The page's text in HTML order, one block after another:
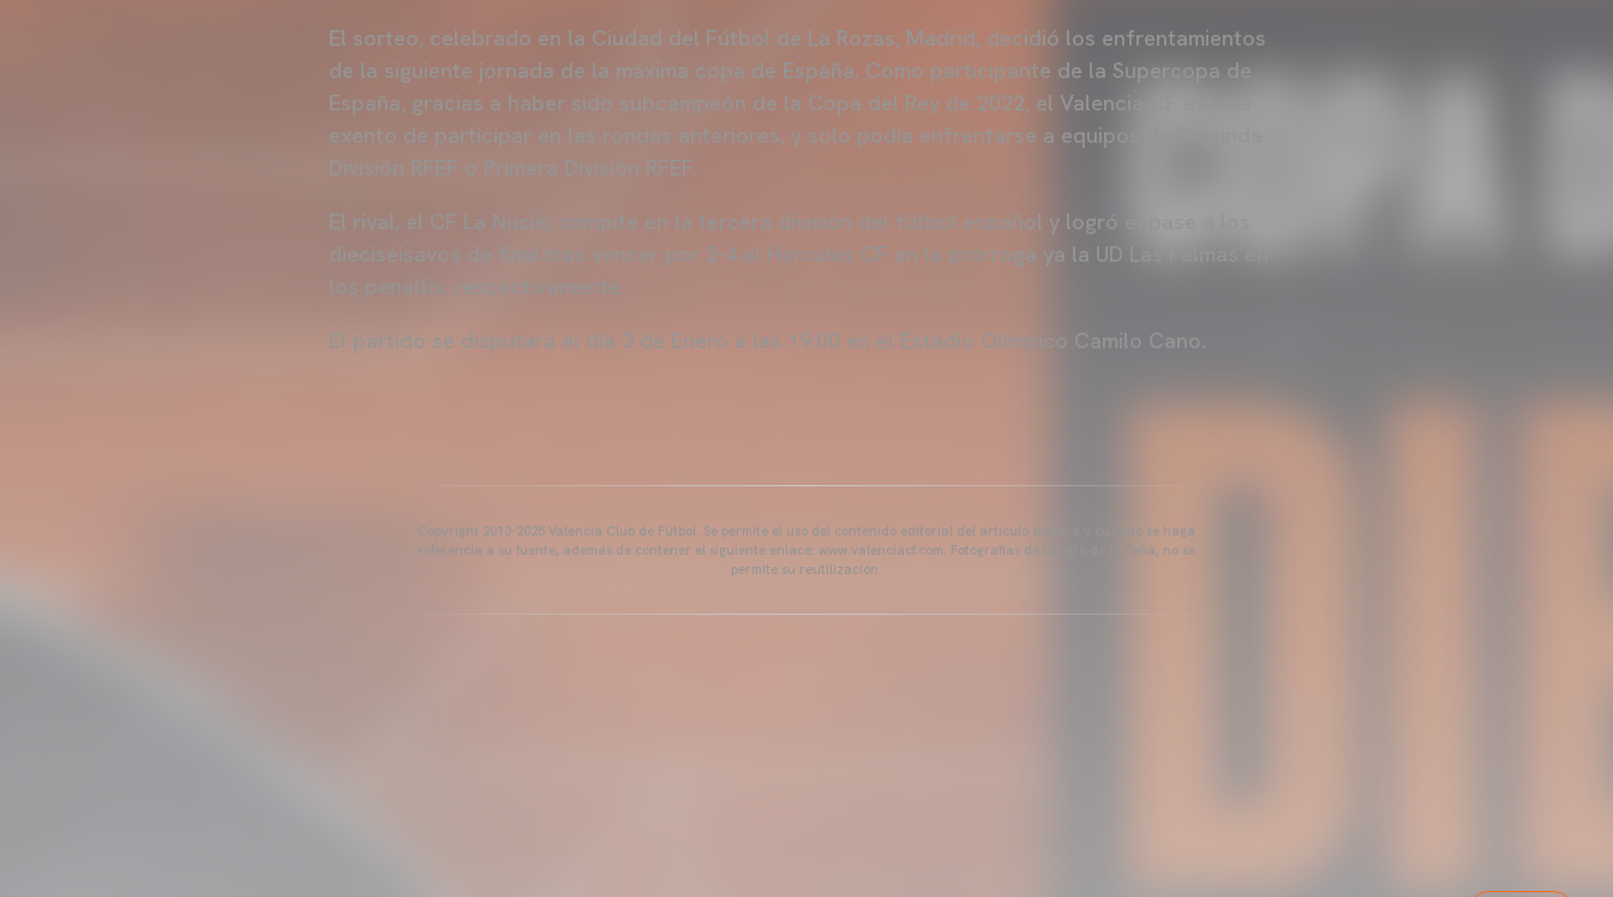
El sorteo, celebrado en la Ciudad del Fútbol de La Rozas, Madrid, decidió los enfrentamientos
de la siguiente jornada de la máxima copa de España. Como participante de la Supercopa de
España, gracias a haber sido subcampeón de la Copa del Rey de 2022, el Valencia CF estaba
exento de participar en las rondas anteriores, y solo podía enfrentarse a equipos de Segunda
División RFEF o Primera División RFEF.
El rival, el CF La Nucía, compite en la tercera división del fútbol español y logró el pase a los
dieciseisavos de final tras vencer por 2-4 al Hércules CF en la prórroga ya la UD Las Palmas en
los penaltis, respectivamente.
El partido se disputará el día 3 de Enero a las 19:00 en el Estadio Olímpico Camilo Cano.
Copyright 2013-2025 Valencia Club de Fútbol. Se permite el uso del contenido editorial del artículo siempre y cuando se haga
referencia a su fuente, además de contener el siguiente enlace: www.valenciacf.com. Fotografías de Lázaro de la Peña, no se
permite su reutilización.